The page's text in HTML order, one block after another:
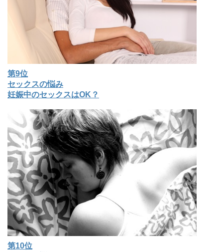
第9位
セックスの悩み
妊娠中のセックスはOK？
第10位